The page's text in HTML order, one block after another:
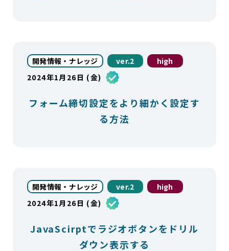
開発情報・ナレッジ ver.2
high
2024年1月26日 (金)
フォーム締切設定をより細かく設定す
る方法
開発情報・ナレッジ ver.2
high
2024年1月26日 (金)
JavaScirptでラジオボタンをドリル
ダウン表示する